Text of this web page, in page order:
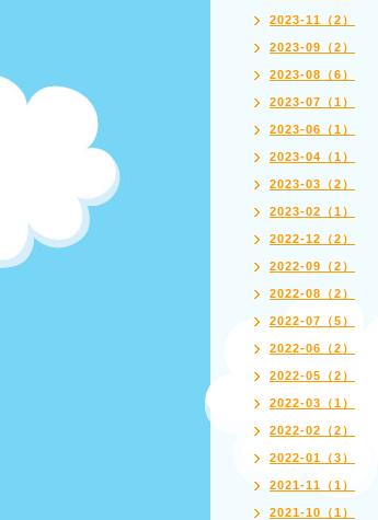
2023-11（2）
2023-09（2）
2023-08（6）
2023-07（1）
2023-06（1）
2023-04（1）
2023-03（2）
2023-02（1）
2022-12（2）
2022-09（2）
2022-08（2）
2022-07（5）
2022-06（2）
2022-05（2）
2022-03（1）
2022-02（2）
2022-01（3）
2021-11（1）
2021-10（1）